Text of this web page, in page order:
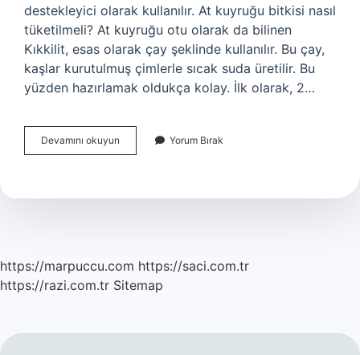
destekleyici olarak kullanılır. At kuyruğu bitkisi nasıl
tüketilmeli? At kuyruğu otu olarak da bilinen
Kıkkilit, esas olarak çay şeklinde kullanılır. Bu çay,
kaşlar kurutulmuş çimlerle sıcak suda üretilir. Bu
yüzden hazırlamak oldukça kolay. İlk olarak, 2…
Devamını okuyun
Kuyruğu
Hastalıklara
Yorum Bırak
https://marpuccu.com https://saci.com.tr
https://razi.com.tr Sitemap